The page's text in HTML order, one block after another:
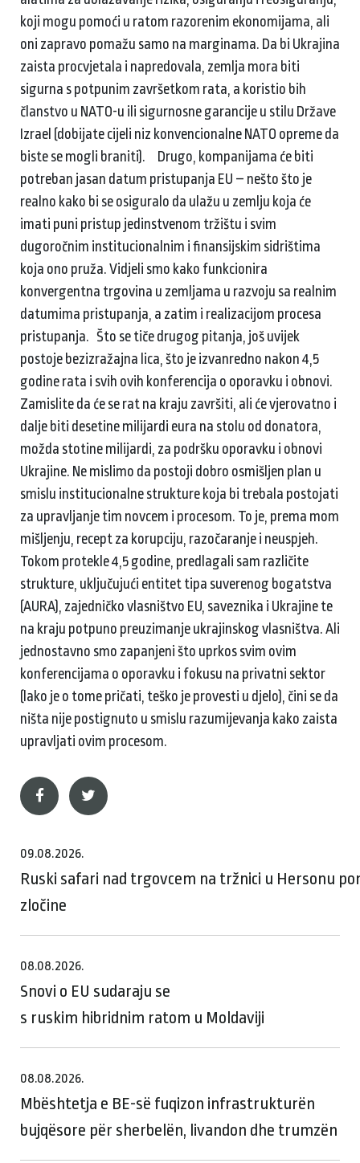
koji mogu pomoći u ratom razorenim ekonomijama, ali
oni zapravo pomažu samo na marginama. Da bi Ukrajina
zaista procvjetala i napredovala, zemlja mora biti
sigurna s potpunim završetkom rata, a koristio bih
članstvo u NATO-u ili sigurnosne garancije u stilu Države
Izrael (dobijate cijeli niz konvencionalne NATO opreme da
biste se mogli braniti). Drugo, kompanijama će biti
potreban jasan datum pristupanja EU – nešto što je
realno kako bi se osiguralo da ulažu u zemlju koja će
imati puni pristup jedinstvenom tržištu i svim
dugoročnim institucionalnim i finansijskim sidrištima
koja ono pruža. Vidjeli smo kako funkcionira
konvergentna trgovina u zemljama u razvoju sa realnim
datumima pristupanja, a zatim i realizacijom procesa
pristupanja. Što se tiče drugog pitanja, još uvijek
postoje bezizražajna lica, što je izvanredno nakon 4,5
godine rata i svih ovih konferencija o oporavku i obnovi.
Zamislite da će se rat na kraju završiti, ali će vjerovatno i
dalje biti desetine milijardi eura na stolu od donatora,
možda stotine milijardi, za podršku oporavku i obnovi
Ukrajine. Ne mislimo da postoji dobro osmišljen plan u
smislu institucionalne strukture koja bi trebala postojati
za upravljanje tim novcem i procesom. To je, prema mom
mišljenju, recept za korupciju, razočaranje i neuspjeh.
Tokom protekle 4,5 godine, predlagali sam različite
strukture, uključujući entitet tipa suverenog bogatstva
(AURA), zajedničko vlasništvo EU, saveznika i Ukrajine te
na kraju potpuno preuzimanje ukrajinskog vlasništva. Ali
jednostavno smo zapanjeni što uprkos svim ovim
konferencijama o oporavku i fokusu na privatni sektor
(lako je o tome pričati, teško je provesti u djelo), čini se da
ništa nije postignuto u smislu razumijevanja kako zaista
upravljati ovim procesom.
09.08.2026.
Ruski safari nad trgovcem na tržnici u Hersonu
zločine
08.08.2026.
Snovi o EU sudaraju se
s ruskim hibridnim ratom u Moldaviji
08.08.2026.
Mbështetja e BE-së fuqizon infrastrukturën
bujqësore për sherbelën, livandon dhe trumzën